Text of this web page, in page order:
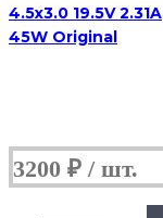
4.5x3.0 19.5V 2.31A
45W Original
3200 ₽